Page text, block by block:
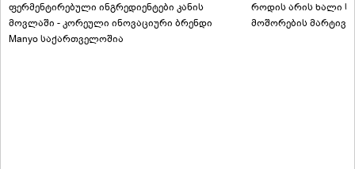
ფერმენტირებული ინგრედიენტები კანის
მოვლაში - კორეული ინოვაციური ბრენდი
Manyo საქართველოშია
როდის არის ხალი
მოშორების